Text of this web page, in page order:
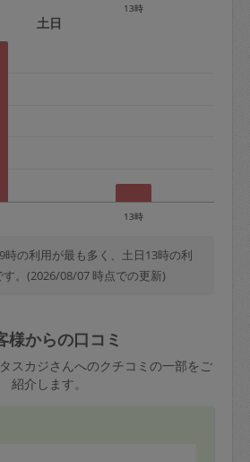
料金の設定について：
（3時間）の金額とスポット
13時
土日
13時
時の利用が最も多く、土日13時の利
。(2026/08/07 時点での更新)
様からの口コミ
スカジさんへのクチコミの一部をご
紹介します。